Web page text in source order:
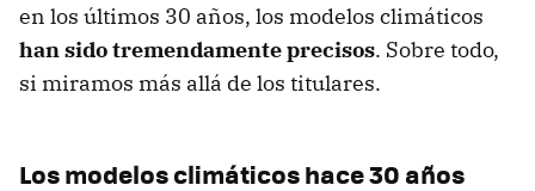
en los últimos 30 años, los modelos climáticos
han sido tremendamente precisos. Sobre todo,
si miramos más allá de los titulares.
Los modelos climáticos hace 30 años